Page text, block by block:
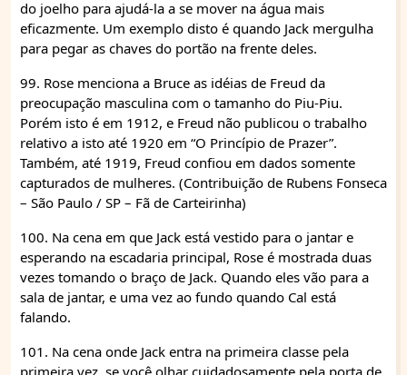
do joelho para ajudá-la a se mover na água mais
eficazmente. Um exemplo disto é quando Jack mergulha
para pegar as chaves do portão na frente deles.
99. Rose menciona a Bruce as idéias de Freud da
preocupação masculina com o tamanho do Piu-Piu.
Porém isto é em 1912, e Freud não publicou o trabalho
relativo a isto até 1920 em “O Princípio de Prazer”.
Também, até 1919, Freud confiou em dados somente
capturados de mulheres. (Contribuição de Rubens Fonseca
– São Paulo / SP – Fã de Carteirinha)
100. Na cena em que Jack está vestido para o jantar e
esperando na escadaria principal, Rose é mostrada duas
vezes tomando o braço de Jack. Quando eles vão para a
sala de jantar, e uma vez ao fundo quando Cal está
falando.
101. Na cena onde Jack entra na primeira classe pela